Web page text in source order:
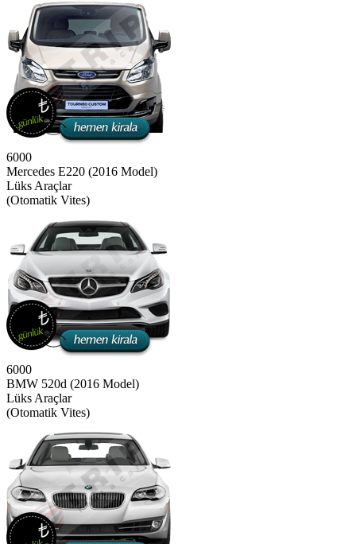
6000
Mercedes E220 (2016 Model)
Lüks Araçlar
(Otomatik Vites)
6000
BMW 520d (2016 Model)
Lüks Araçlar
(Otomatik Vites)